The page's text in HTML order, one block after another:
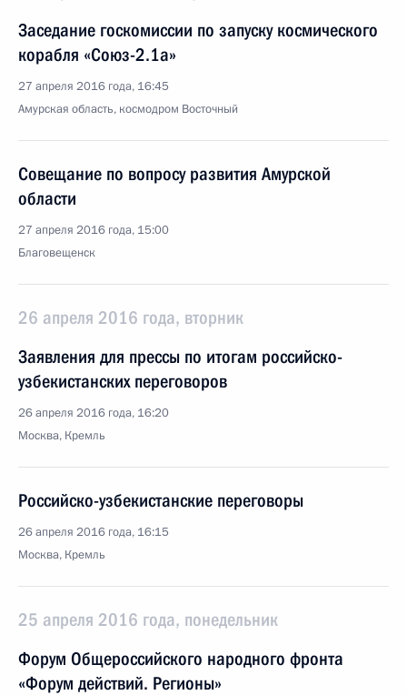
Заседание госкомиссии по запуску космического
корабля «Союз-2.1а»
27 апреля 2016 года, 16:45
Амурская область, космодром Восточный
Совещание по вопросу развития Амурской
области
27 апреля 2016 года, 15:00
Благовещенск
26 апреля 2016 года, вторник
Заявления для прессы по итогам российско-
узбекистанских переговоров
26 апреля 2016 года, 16:20
Москва, Кремль
Российско-узбекистанские переговоры
26 апреля 2016 года, 16:15
Москва, Кремль
25 апреля 2016 года, понедельник
Форум Общероссийского народного фронта
«Форум действий. Регионы»